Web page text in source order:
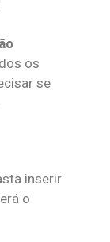
os
se
inserir
o